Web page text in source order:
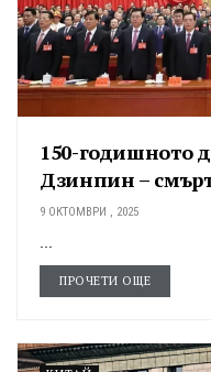
150-годишното
Дзинпин –
9 ОКТОМВРИ , 2025
ПРОЧЕТИ ОЩЕ